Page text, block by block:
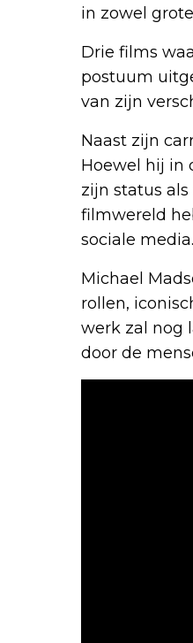
in zowel
Drie films
postuum
van zijn
Naast zijn
Hoewel hij in
zijn status als
filmwereld
sociale media.
Michael
rollen,
werk zal nog
door de